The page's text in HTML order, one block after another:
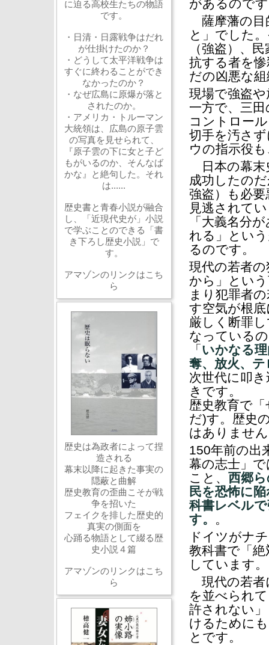
があるので
薩摩藩の目
と」でした
（強盗）、
抗する者を
だの凶悪な
現場で強盗
一方で、三
コントロー
切手を汚さ
ウの指示役
日本の幕末
成功したの
強盗）も必
見逃されて
「大義名分
れる」とい
るのです。
現代の若者
から」とい
まり犯罪者
す空気が根
厳しく断罪
なっている
「 いかなる
奪、放火、
次世代に叩
きです。
歴史教育で
だ)す。歴史
はありませ
150年前の出
幕の志士」
こと、 西郷
民を恐怖に
科書レベル
す。
。
ドイツがナ
教科書で「
しています。
現代の若者
を並べられ
許されない
けるために
とです。
に迫る高校生たちの物語
です。
・日清・日露戦争はだれ
が仕掛けたのか？
・どうして太平洋戦争は
すぐに終わることができ
なかったのか？
・なぜ広島に原爆が落と
されたのか。
・アメリカ・トルーマン
大統領は、広島の原子雲
の写真を見せられて、
『原子雲の下に女と子ど
もがいるのか、そんなば
かな』と絶句した。それ
は......
歴史書と青春小説が融合
し、「近現代史が」小説
で学ぶことのできる「書
き下ろし歴史小説」で
す。
アマゾンのリンクはこち
ら
歴史は為政者によって捏
造される
幕末以降に起きた事実の
隠蔽と曲解
歴史教育の歪曲こそが戦
争を招いた
フェイクを排した歴史的
真実の側面を
心踊る物語として綴る歴
史小説４篇
アマゾンのリンクはこち
ら